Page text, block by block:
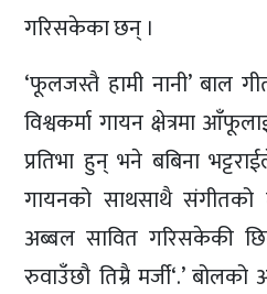
गरिसकेका छन् ।
‘फूलजस्तै हामी नानी’ बाल
विश्वकर्मा गायन क्षेत्रमा
प्रतिभा हुन् भने बबिना
गायनको साथसाथै
अब्बल सावित गरिसकेकी
रुवाउँछौ तिम्रै मर्जी‘.’